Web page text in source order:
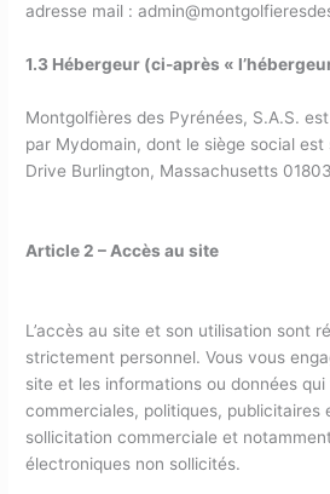
adresse mail :
1.3 Hébergeur (ci-après «
Montgolfières des Pyrénées, S.A.S.
par Mydomain, dont le siège social est
Drive Burlington, Massachusetts
Article 2 – Accès au site
L’accès au site et son utilisation sont
strictement personnel. Vous vous
site et les informations ou données
commerciales, politiques, publicitaires
sollicitation commerciale et
électroniques non sollicités.